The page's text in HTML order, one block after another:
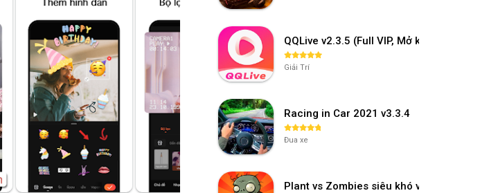
QQLive v2.3.5 (Full VIP, Mở khóa phòng)
Giải Trí
Racing in Car 2021 v3.3.4
Đua xe
Plant vs Zombies siêu khó v3.4.0